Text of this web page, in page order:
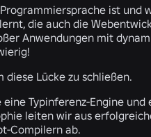
ist und
die auch die
Anwendungen mit
diese Lücke zu schließen.
Typinferenz-Engine
leiten wir aus
Compilern ab.